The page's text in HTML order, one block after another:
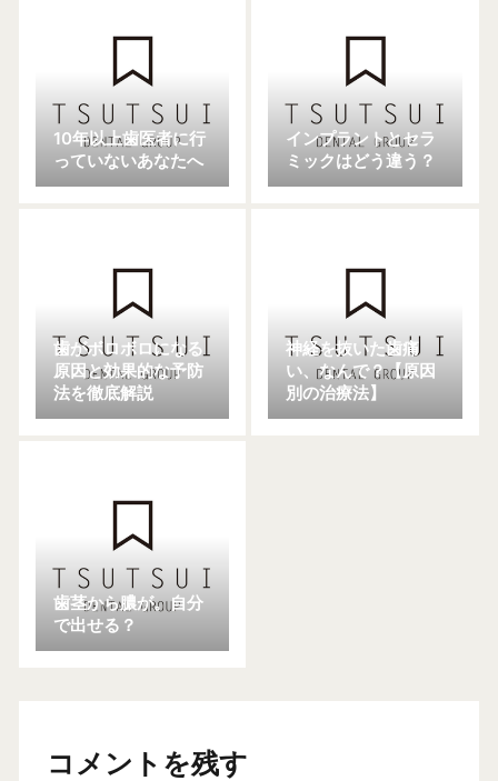
10年以上歯医者に行
っていないあなたへ
インプラントとセラ
ミックはどう違う？
歯がボロボロになる
原因と効果的な予防
法を徹底解説
神経を抜いた歯痛
い、なんで？【原因
別の治療法】
歯茎から膿が。自分
で出せる？
コメントを残す